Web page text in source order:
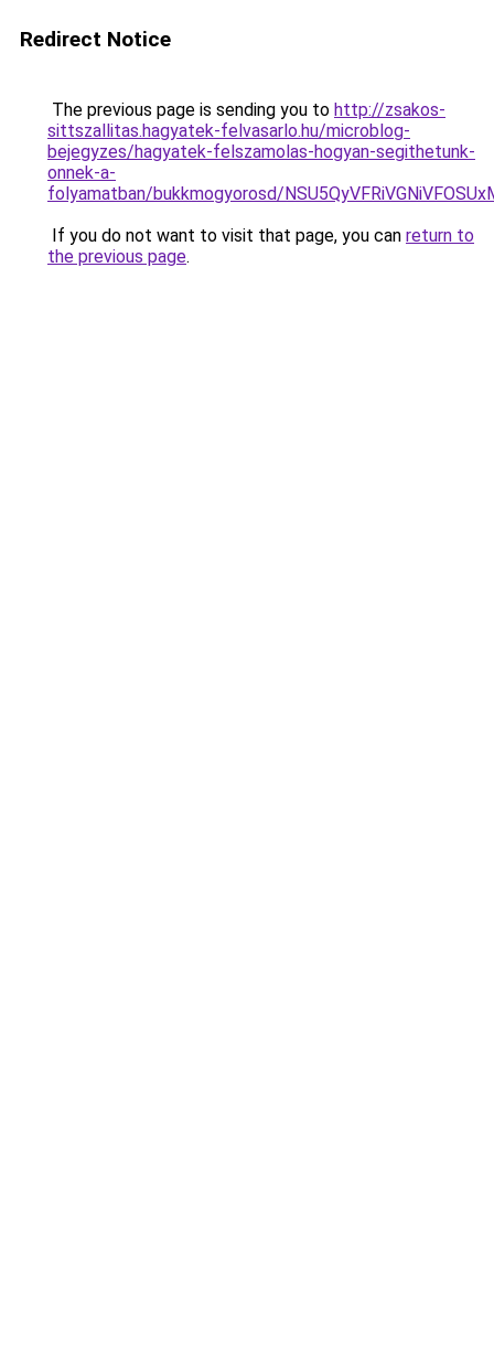
Redirect Notice
The previous page is sending you to http://zsakos-
sittszallitas.hagyatek-felvasarlo.hu/microblog-
bejegyzes/hagyatek-felszamolas-hogyan-segithetunk-
onnek-a-
folyamatban/bukkmogyorosd/
If you do not want to visit that page, you can return to
the previous page.